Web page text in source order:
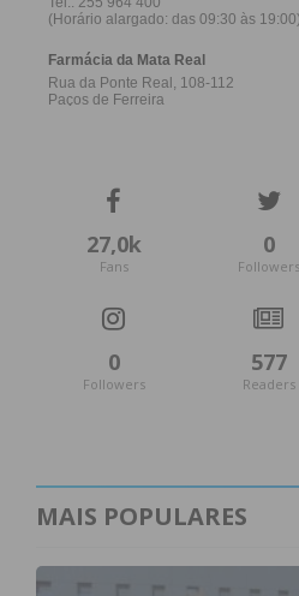
27,0k
Fans
0
Followers
0
Followers
577
Readers
MAIS POPULARES